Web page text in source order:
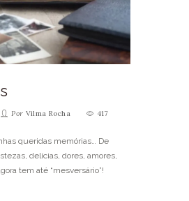
Por Vilma Rocha 417
queridas memórias… De
delícias, dores, amores,
tem até “mesversário”!